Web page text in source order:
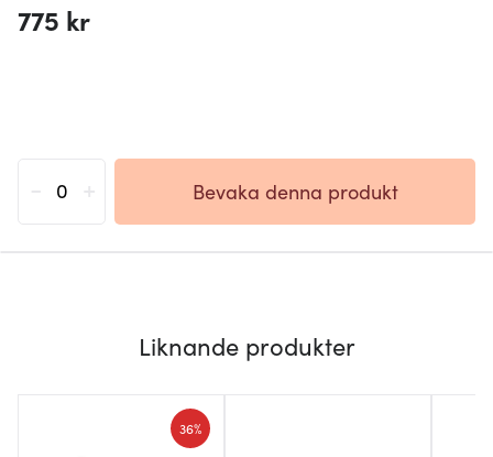
775 kr
Bevaka denna produkt
Liknande produkter
36%